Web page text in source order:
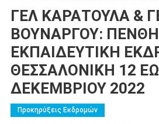
ΓΕΛ ΚΑΡΑΤΟΥΛΑ &
ΒΟΥΝΑΡΓΟΥ:
ΕΚΠΑΙΔΕΥΤΙΚΗ
ΘΕΣΣΑΛΟΝΙΚΗ 12
ΔΕΚΕΜΒΡΙΟΥ 2022
Προκηρύξεις Εκδρομών